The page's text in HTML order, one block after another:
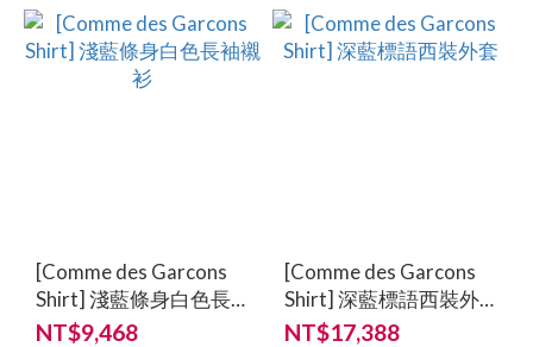
[Comme des Garcons
Shirt] 淺藍條身白色長
袖襯衫
NT$9,468
[Comme des Garcons
Shirt] 深藍標語西裝外
套
NT$17,388